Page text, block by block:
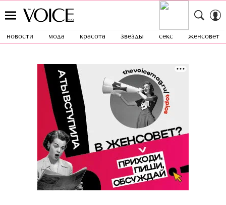
новости мода красота звезды секс женсовет